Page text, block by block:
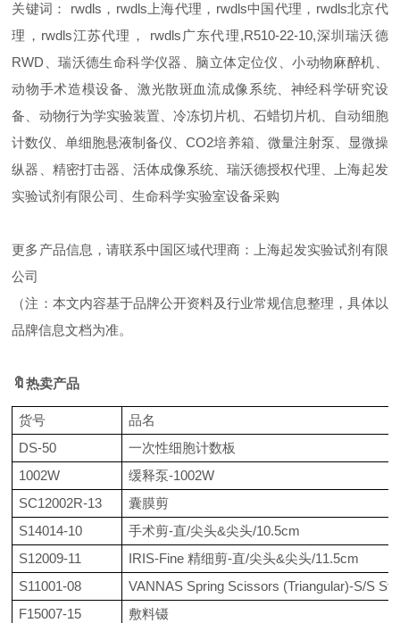
关键词： rwdls，rwdls上海代理，rwdls中国代理，rwdls北京代
理，rwdls江苏代理， rwdls广东代理,R510-22-10,深圳瑞沃德
RWD、瑞沃德生命科学仪器、脑立体定位仪、小动物麻醉机、
动物手术造模设备、激光散斑血流成像系统、神经科学研究设
备、动物行为学实验装置、冷冻切片机、石蜡切片机、自动细胞
计数仪、单细胞悬液制备仪、CO2培养箱、微量注射泵、显微操
纵器、精密打击器、活体成像系统、瑞沃德授权代理、上海起发
实验试剂有限公司、生命科学实验室设备采购
更多产品信息，请联系中国区域代理商：上海起发实验试剂有限
公司
（注：本文内容基于品牌公开资料及行业常规信息整理，具体以
品牌信息文档为准。
🔖热卖产品
货号
品名
DS-50
一次性细胞计数板
1002W
缓释泵-1002W
SC12002R-13
囊膜剪
S14014-10
手术剪-直/尖头&尖头/10.5cm
S12009-11
IRIS-Fine 精细剪-直/尖头&尖头/11.5cm
S11001-08
VANNAS Spring Scissors (Triangular)-S/S
F15007-15
敷料镊